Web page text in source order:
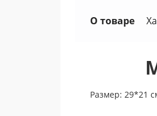
О товаре
Размер: 29*21